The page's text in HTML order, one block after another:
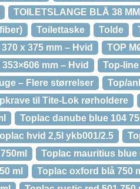
TOILETSLANGE BLÅ 38 MM
Toilettaske Tolde
x 375 mm – Hvid
TOP
mm – Hvid
Top-
– Flere størrelser
Top/
til Tite-Lok rørholdere
Toplac danube blue 104
hvid 2,5l ykb001/2.5
Toplac mauritius blue
ml
Toplac oxford blå 750